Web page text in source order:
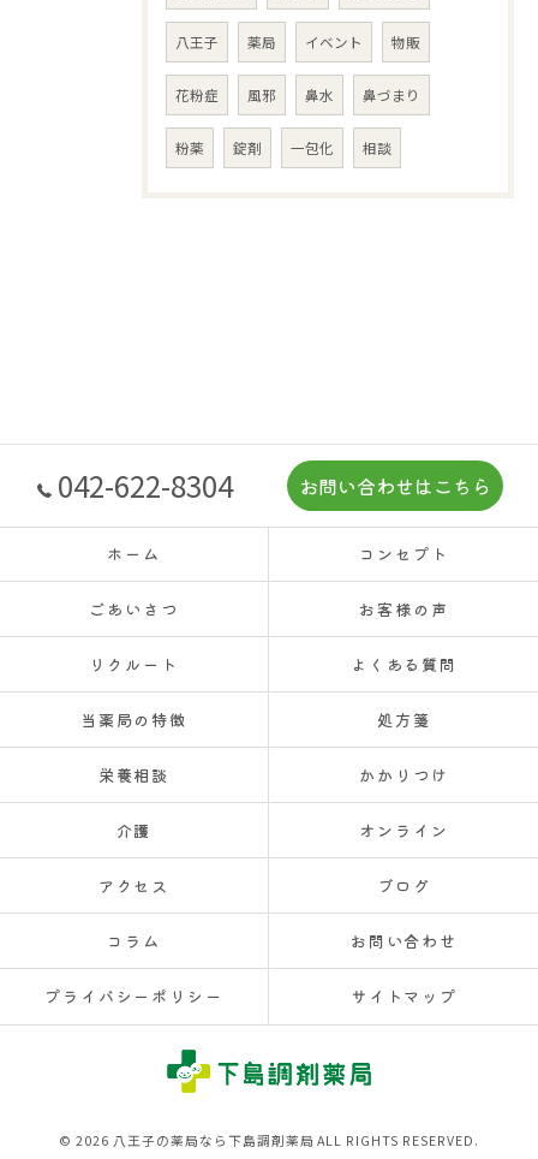
八王子 薬局 イベント 物販
花粉症 風邪 鼻水 鼻づまり
粉薬 錠剤 一包化 相談
042-622-8304 お問い合わせはこちら
ホーム コンセプト
ごあいさつ お客様の声
リクルート よくある質問
当薬局の特徴 処方箋
栄養相談 かかりつけ
介護 オンライン
アクセス ブログ
コラム お問い合わせ
プライバシーポリシー サイトマップ
© 2026 八王子の薬局なら下島調剤薬局 ALL RIGHTS RESERVED.